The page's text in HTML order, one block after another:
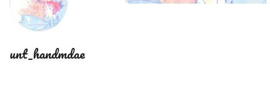
unt_handmdae